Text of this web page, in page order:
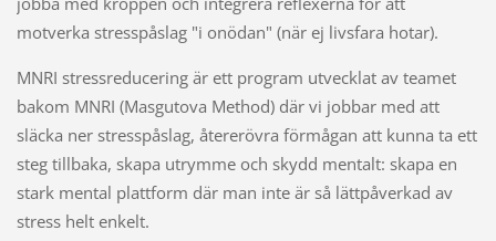
motverka stresspåslag "i onödan" (när ej livsfara hotar).
MNRI stressreducering är ett program utvecklat av teamet
bakom MNRI (Masgutova Method) där vi jobbar med att
släcka ner stresspåslag, återerövra förmågan att kunna ta ett
steg tillbaka, skapa utrymme och skydd mentalt: skapa en
stark mental plattform där man inte är så lättpåverkad av
stress helt enkelt.